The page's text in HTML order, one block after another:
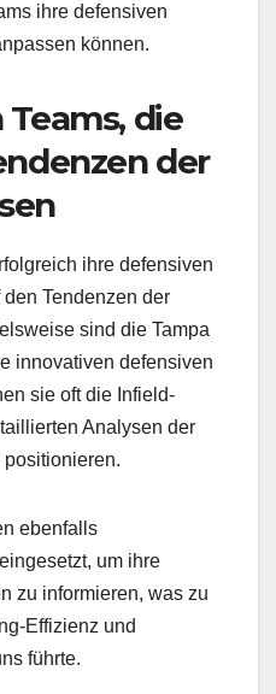
ihre defensiven
können.
die
der
ihre defensiven
Tendenzen der
sind die Tampa
innovativen defensiven
sie oft die Infield-
Analysen der
ebenfalls
um ihre
zu informieren, was zu
Effizienz und
führte.